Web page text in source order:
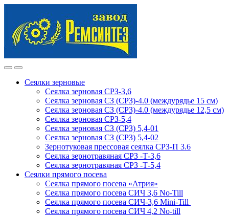
navigation
content
Сеялки зерновые
Сеялка зерновая СРЗ-3,6
Сеялка зерновая СЗ (СРЗ)-4.0 (междурядье 15 см)
Сеялка зерновая СЗ (СРЗ)-4.0 (междурядье 12,5 см)
Сеялка зерновая СРЗ-5,4
Сеялка зерновая СЗ (СРЗ) 5,4-01
Сеялка зерновая СЗ (СРЗ) 5,4-02
Зернотуковая прессовая сеялка СРЗ-П 3.6
Сеялка зернотравяная СРЗ -Т-3,6
Сеялка зернотравяная СРЗ -Т-5,4
Сеялки прямого посева
Сеялка прямого посева «Атрия»
Сеялка прямого посева СИЧ 3,6 No-Till
Сеялка прямого посева СИЧ-3,6 Mini-Till
Сеялка прямого посева СИЧ 4,2 No-till